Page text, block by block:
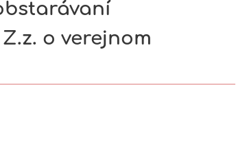
o verejnom